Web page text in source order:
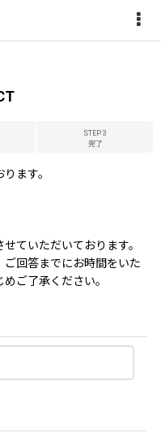
STEP 3
完了
ます。
ていただいております。
回答までにお時間をいた
ご了承ください。